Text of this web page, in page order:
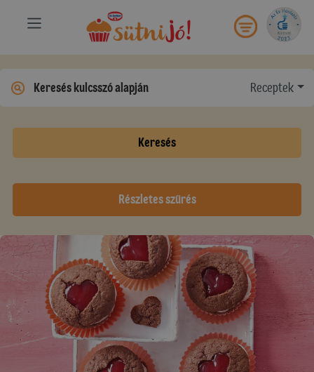
Receptek
Keresés
Részletes szűrés